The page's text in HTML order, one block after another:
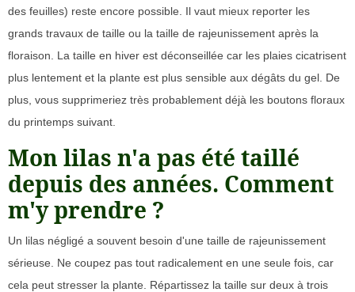
des feuilles) reste encore possible. Il vaut mieux reporter les
grands travaux de taille ou la taille de rajeunissement après la
floraison. La taille en hiver est déconseillée car les plaies cicatrisent
plus lentement et la plante est plus sensible aux dégâts du gel. De
plus, vous supprimeriez très probablement déjà les boutons floraux
du printemps suivant.
Mon lilas n'a pas été taillé
depuis des années. Comment
m'y prendre ?
Un lilas négligé a souvent besoin d'une taille de rajeunissement
sérieuse. Ne coupez pas tout radicalement en une seule fois, car
cela peut stresser la plante. Répartissez la taille sur deux à trois